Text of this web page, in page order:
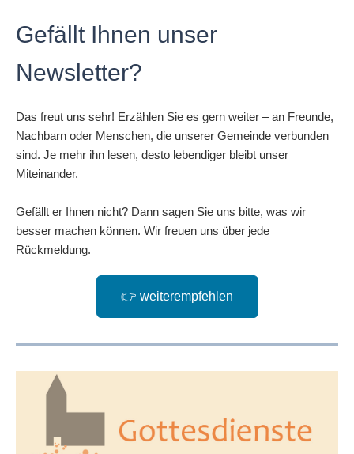
Gefällt Ihnen unser
Newsletter?
Das freut uns sehr! Erzählen Sie es gern weiter – an Freunde,
Nachbarn oder Menschen, die unserer Gemeinde verbunden
sind. Je mehr ihn lesen, desto lebendiger bleibt unser
Miteinander.
Gefällt er Ihnen nicht? Dann sagen Sie uns bitte, was wir
besser machen können. Wir freuen uns über jede
Rückmeldung.
👉 weiterempfehlen